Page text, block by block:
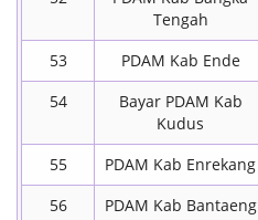
Tengah
53 PDAM Kab Ende
54
Bayar PDAM Kab
Kudus
55 PDAM Kab Enrekang
56
PDAM Kab Bantaeng